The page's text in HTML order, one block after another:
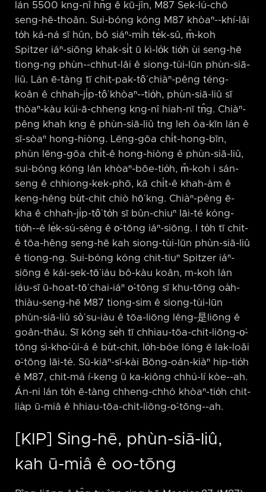
lán 5500 kng-nî hn̄g ê kū-jîn, M87 Sek-lú-chō
seng-hē-thoân. Sui-bóng kóng M87 khòaⁿ-⁠-khí-lâi
to̍h ká-ná sī hûn, bô siáⁿ-mi̍h te̍k-sû, m̄-koh
Spitzer iáⁿ-siōng khak-si̍t ū kì-lo̍k tio̍h ùi seng-hē
tiong-ng phùn-⁠-chhut-lâi ê siong-tùi-lūn phùn-siā-
liû. Lán ē-tàng tī chit-pak-tô͘ chiàⁿ-pêng téng-
koân ê chhah-ji̍p-tô͘ khòaⁿ-⁠-tio̍h, phùn-siā-liû sī
thòaⁿ-kàu kúi-ā-chheng kng-nî hiah-nī tn̂g. Chiàⁿ-
pêng khah kng ê phùn-siā-liû tng leh óa-kīn lán ê
sī-sòaⁿ hong-hiòng. Lēng-gōa chi̍t-hong-bīn,
phùn lēng-gōa chi̍t-ê hong-hiòng ê phùn-siā-liû,
sui-bóng kóng lán khòaⁿ-bōe-tio̍h, m̄-koh i sán-
seng ê chhiong-kek-phō, kā chi̍t-ê khah-àm ê
keng-hêng bu̍t-chit chiò hō͘ kng. Chiàⁿ-pêng ē-
kha ê chhah-ji̍p-tô͘ to̍h sī bûn-chiuⁿ lāi-té kóng-
tio̍h-⁠-ê le̍k-sú-sèng ê o͘-tōng iáⁿ-siōng. I to̍h tī chit-
ê tōa-hêng seng-hē kah siong-tùi-lūn phùn-siā-liû
ê tiong-ng. Sui-bóng kóng chit-tiuⁿ Spitzer iáⁿ-
siōng ê kái-sek-tō͘ iáu bô-kàu koân, m-koh lán
iáu-sī ū-hoat-tō͘ chai-iáⁿ o͘-tōng sī khu-tōng oa̍h-
thiàu-seng-hē M87 tiong-sim ê siong-tùi-lūn
phùn-siā-liû sò͘ su-iàu ê tōa-liōng lêng-是liōng ê
goân-thâu. Sī kóng se̍h tī chhiau-tōa-chit-liōng-o͘-
tōng sì-kho͘-ûi-á ê bu̍t-chit, lo̍h-bóe lóng ē lak-loăi
o͘-tōng lāi-té. Sū-kiāⁿ-sī-kài Bōng-oán-kiàⁿ hip-tio̍h
ê M87, chit-má í-keng ū ka-kiông chhú-lí kòe-⁠-ah.
Án-ni lán to̍h ē-tàng chheng-chhó khòaⁿ-tio̍h chit-
lia̍p ū-miâ ê hhiau-tōa-chit-liōng-o͘-tōng-⁠-ah.
[KIP] Sing-hē, phùn-siā-liû,
kah ū-miâ ê oo-tōng